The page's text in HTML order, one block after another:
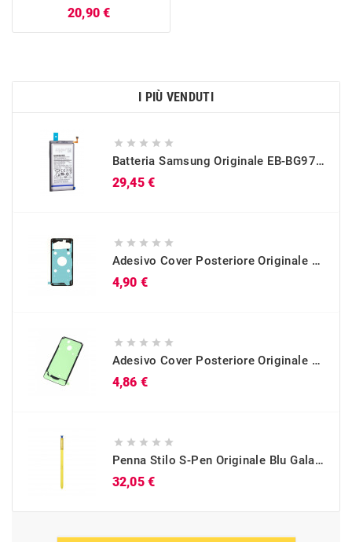
20,90 €
I PIÙ VENDUTI
    
Batteria Samsung Originale EB-BG973ABU Per Galaxy S10 (SM-G973)
29,45 €
    
Adesivo Cover Posteriore Originale Galaxy S10 (SM-G973)
4,90 €
    
Adesivo Cover Posteriore Originale Galaxy A40 (SM-A405)
4,86 €
    
Penna Stilo S-Pen Originale Blu Galaxy Note 9 (SM-N960)
32,05 €